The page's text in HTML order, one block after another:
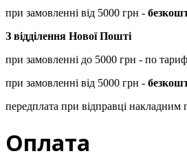
при замовленні від 5000 грн -
З відділення Нової Пошті
при замовленні до 5000 грн - по
при замовленні від 5000 грн -
передплата при відправці накладним
Оплата